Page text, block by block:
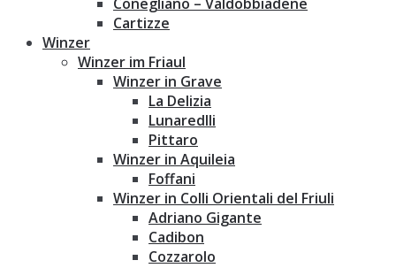
Conegliano – Valdobbiadene
Cartizze
Winzer
Winzer im Friaul
Winzer in Grave
La Delizia
Lunaredlli
Pittaro
Winzer in Aquileia
Foffani
Winzer in Colli Orientali del Friuli
Adriano Gigante
Cadibon
Cozzarolo